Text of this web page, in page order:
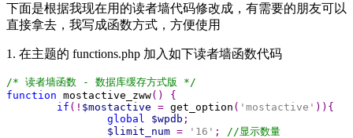
下面是根据我现在用的读者墙代码修改成，有需要的朋友可以
直接拿去，我写成函数方式，方便使用
1. 在主题的 functions.php 加入如下读者墙函数代码
function mostactive_zww()
if (! $mostactive = get_option ( 'mostactive'
global
$wpdb
$limit_num = '16' ;